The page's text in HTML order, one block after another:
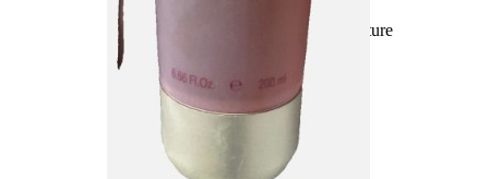
Fragranze Nature
Viso/Labbra/Occhi Nature
Maschera Nature
Trattamenti Viso
Bagno Nature
Deodoranti